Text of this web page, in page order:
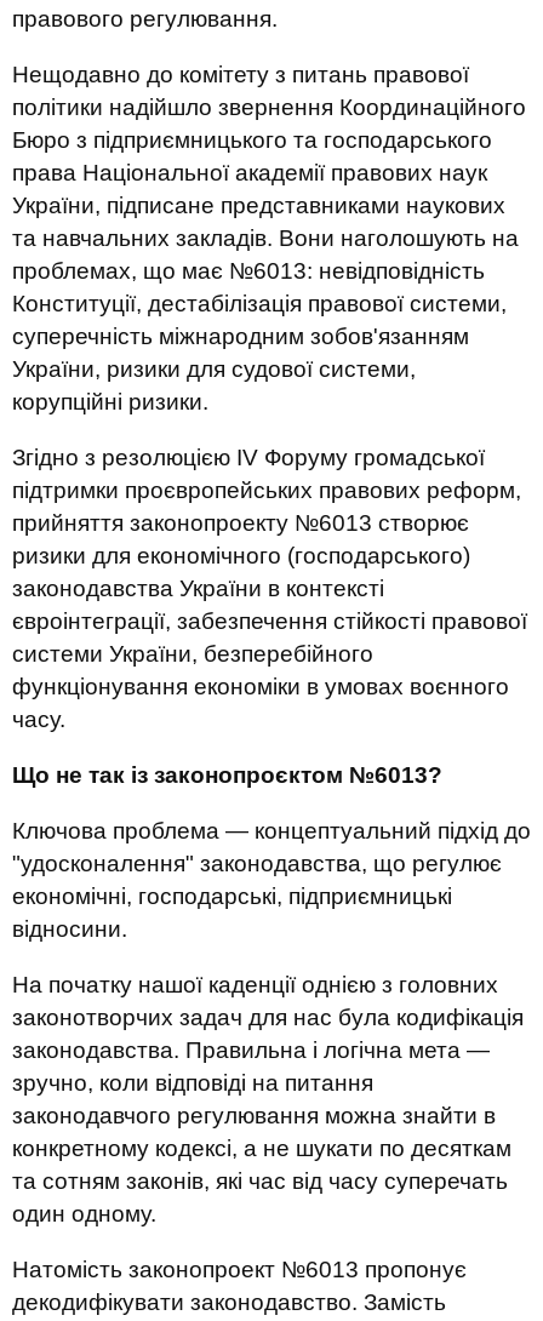
правового регулювання.
Нещодавно до комітету з питань правової
політики надійшло звернення Координаційного
Бюро з підприємницького та господарського
права Національної академії правових наук
України, підписане представниками наукових
та навчальних закладів. Вони наголошують на
проблемах, що має №6013: невідповідність
Конституції, дестабілізація правової системи,
суперечність міжнародним зобов'язанням
України, ризики для судової системи,
корупційні ризики.
Згідно з резолюцією IV Форуму громадської
підтримки проєвропейських правових реформ,
прийняття законопроекту №6013 створює
ризики для економічного (господарського)
законодавства України в контексті
євроінтеграції, забезпечення стійкості правової
системи України, безперебійного
функціонування економіки в умовах воєнного
часу.
Що не так із законопроєктом №6013?
Ключова проблема — концептуальний підхід до
"удосконалення" законодавства, що регулює
економічні, господарські, підприємницькі
відносини.
На початку нашої каденції однією з головних
законотворчих задач для нас була кодифікація
законодавства. Правильна і логічна мета —
зручно, коли відповіді на питання
законодавчого регулювання можна знайти в
конкретному кодексі, а не шукати по десяткам
та сотням законів, які час від часу суперечать
один одному.
Натомість законопроект №6013 пропонує
декодифікувати законодавство. Замість